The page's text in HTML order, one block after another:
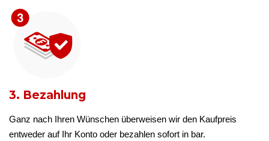
3. Bezahlung
Ganz nach Ihren Wünschen überweisen wir den Kaufpreis
entweder auf Ihr Konto oder bezahlen sofort in bar.